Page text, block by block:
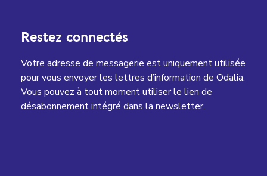
Restez connectés
Votre adresse de messagerie est uniquement utilisée
pour vous envoyer les lettres d’information de Odalia.
Vous pouvez à tout moment utiliser le lien de
désabonnement intégré dans la newsletter.